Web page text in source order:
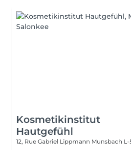
Kosmetikinstitut
Hautgefühl
12, Rue Gabriel Lippmann Munsbach L-